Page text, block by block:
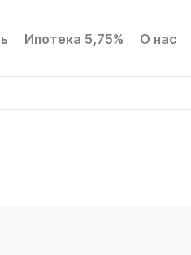
Ипотека 5,75% О нас